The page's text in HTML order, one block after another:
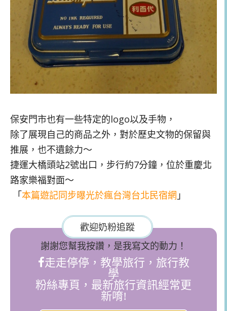
保安門市也有一些特定的logo以及手物，
除了展現自己的商品之外，對於歷史文物的保留與
推展，也不遺餘力～
捷運大橋頭站2號出口，步行約7分鐘，位於重慶北
路家樂福對面～
「本篇遊記同步曝光於瘋台灣台北民宿網 」
歡迎奶粉追蹤
謝謝您幫我按讚，是我寫文的動力！
走走停停，教學旅行，旅行教
學
粉絲專頁，最新旅行資訊經常更
新唷!